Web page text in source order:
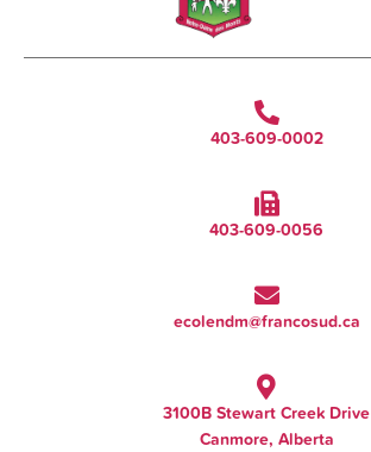
403-609-0002
403-609-0056
ecolendm@francosud.ca
3100B Stewart Creek Drive
Canmore, Alberta